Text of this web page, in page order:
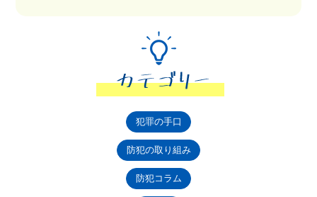
犯罪の手口
防犯の取り組み
防犯コラム